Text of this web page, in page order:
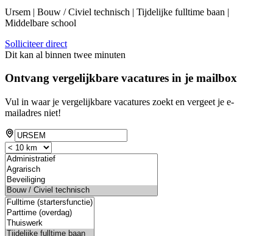
Ursem | Bouw / Civiel technisch | Tijdelijke fulltime baan |
Middelbare school
Solliciteer direct
Dit kan al binnen twee minuten
Ontvang vergelijkbare vacatures in je mailbox
Vul in waar je vergelijkbare vacatures zoekt en vergeet je e-
mailadres niet!